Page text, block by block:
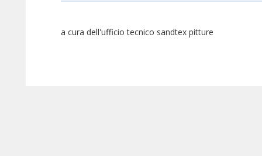
a cura dell'ufficio tecnico sandtex pitture